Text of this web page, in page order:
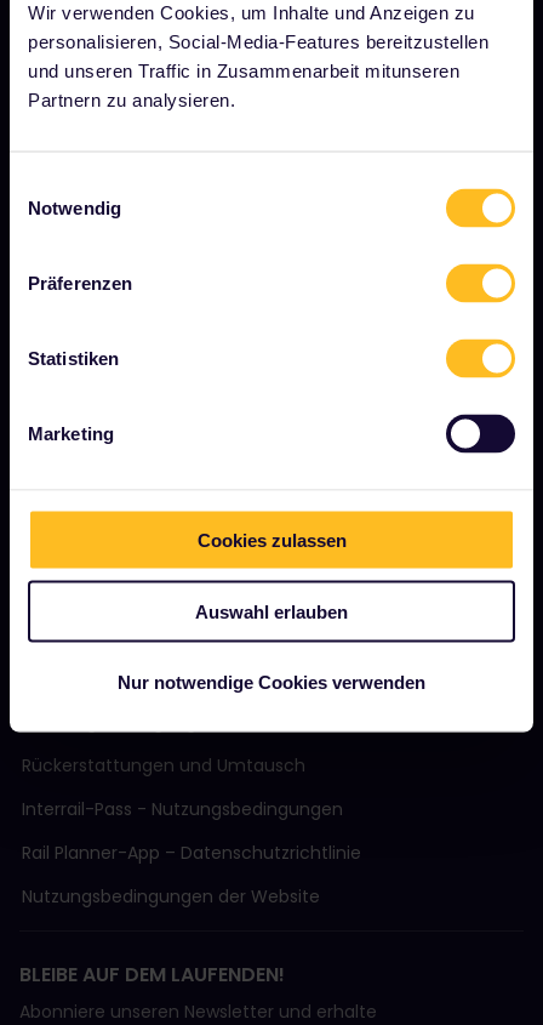
Wir verwenden Cookies, um Inhalte und Anzeigen zu
personalisieren, Social-Media-Features bereitzustellen
und unseren Traffic in Zusammenarbeit mitunseren
Partnern zu analysieren.
Notwendig
Präferenzen
Statistiken
Marketing
Cookies zulassen
Auswahl erlauben
Nur notwendige Cookies verwenden
Stellenangebote
Pressebereich
Unser Partner werden
Interrail-Folgenbericht
Was ist Interrail?
Magazin
Support
Rückerstattungen und Umtausch
Interrail-Pass - Nutzungsbedingungen
Rail Planner-App – Datenschutzrichtlinie
Nutzungsbedingungen der Website
BLEIBE AUF DEM LAUFENDEN!
Abonniere unseren Newsletter und erhalte